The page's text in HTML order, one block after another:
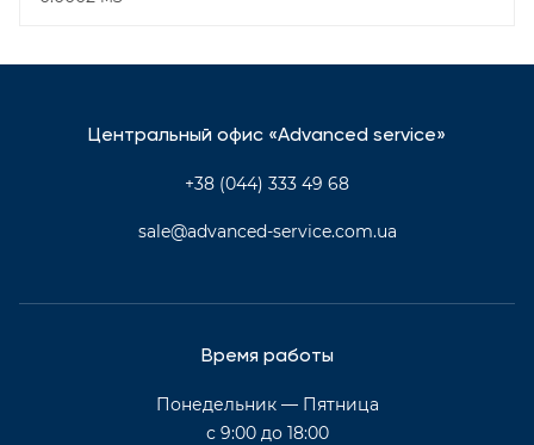
Центральный офис «Advanced service»
+38 (044) 333 49 68
sale@advanced-service.com.ua
Время работы
Понедельник — Пятница
с 9:00 до 18:00